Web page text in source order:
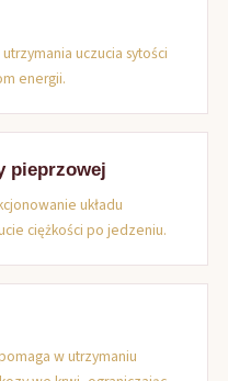
uczucia sytości
energii.
pieprzowej
układu
ciężkości po jedzeniu.
w utrzymaniu